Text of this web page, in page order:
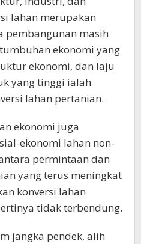
lahan merupakan
pembangunan masih
ekonomi yang
ekonomi, dan laju
yang tinggi ialah
lahan pertanian.
ekonomi juga
ekonomi lahan non-
permintaan dan
yang terus meningkat
konversi lahan
tidak terbendung.
jangka pendek, alih